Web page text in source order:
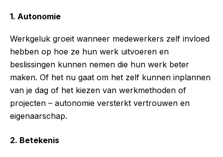
1. Autonomie
Werkgeluk groeit wanneer medewerkers zelf invloed
hebben op hoe ze hun werk uitvoeren en
beslissingen kunnen nemen die hun werk beter
maken. Of het nu gaat om het zelf kunnen inplannen
van je dag of het kiezen van werkmethoden of
projecten – autonomie versterkt vertrouwen en
eigenaarschap.
2. Betekenis